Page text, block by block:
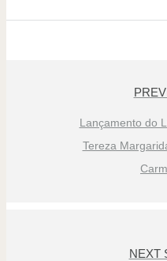
Lançamento do
Tereza
NEXT